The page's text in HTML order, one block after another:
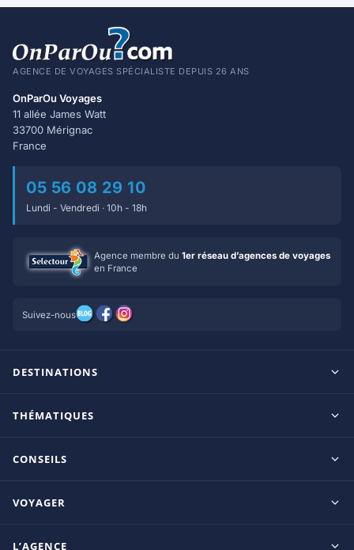
AGENCE DE VOYAGES SPÉCIALISTE DEPUIS 26 ANS
OnParOu Voyages
11 allée James Watt
33700 Mérignac
France
05 56 08 29 10
Lundi - Vendredi · 10h - 18h
Agence membre du 1er réseau d’agences de voyages
en France
Suivez-nous
DESTINATIONS
Ile Maurice
République Dominicaine
THÉMATIQUES
Adultes uniquement
CONSEILS
Guide Seychelles
VOYAGER
L’AGENCE